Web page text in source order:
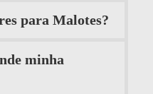
para Malotes?
minha